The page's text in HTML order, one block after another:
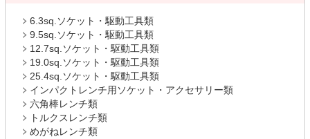
6.3sq.ソケット・駆動工具類
9.5sq.ソケット・駆動工具類
12.7sq.ソケット・駆動工具類
19.0sq.ソケット・駆動工具類
25.4sq.ソケット・駆動工具類
インパクトレンチ用ソケット・アクセサリー類
六角棒レンチ類
トルクスレンチ類
めがねレンチ類